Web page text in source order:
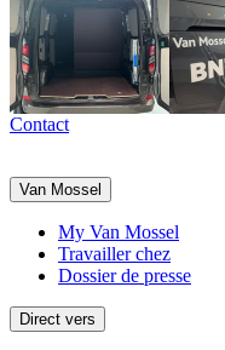
Contact
Van Mossel
My Van Mossel
Travailler chez
Dossier de presse
Direct vers